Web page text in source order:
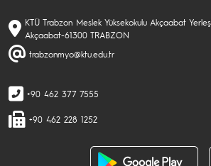
KTÜ Trabzon Meslek Yüksekokulu Akçaabat
Akçaabat-61300 TRABZON
trabzonmyo@ktu.edu.tr
+90 462 377 7555
+90 462 228 1252